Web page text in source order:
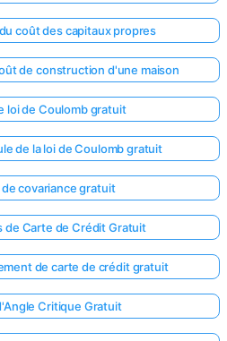
coût des capitaux propres
de construction d'une maison
loi de Coulomb gratuit
de la loi de Coulomb gratuit
covariance gratuit
de Carte de Crédit Gratuit
de carte de crédit gratuit
Critique Gratuit